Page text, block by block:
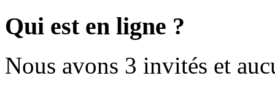
Qui est en ligne ?
Nous avons 3 invités et